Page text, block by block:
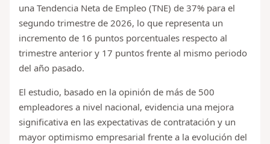
una Tendencia Neta de Empleo (TNE) de 37% para el
segundo trimestre de 2026, lo que representa un
incremento de 16 puntos porcentuales respecto al
trimestre anterior y 17 puntos frente al mismo periodo
del año pasado.
El estudio, basado en la opinión de más de 500
empleadores a nivel nacional, evidencia una mejora
significativa en las expectativas de contratación y un
mayor optimismo empresarial frente a la evolución del